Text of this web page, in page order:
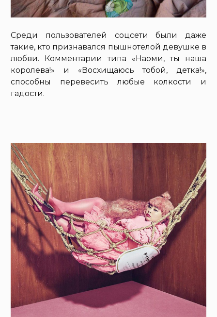
Среди пользователей соцсети были даже
такие, кто признавался пышнотелой девушке в
любви. Комментарии типа «Наоми, ты наша
королева!» и «Восхищаюсь тобой, детка!»,
способны перевесить любые колкости и
гадости.